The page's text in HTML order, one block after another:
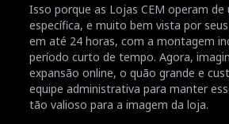
Isso porque as Lojas CEM operam de
específica, e muito bem vista por
em até 24 horas, com a montagem
período curto de tempo. Agora,
expansão online, o quão grande e
equipe administrativa para manter
tão valioso para a imagem da loja.